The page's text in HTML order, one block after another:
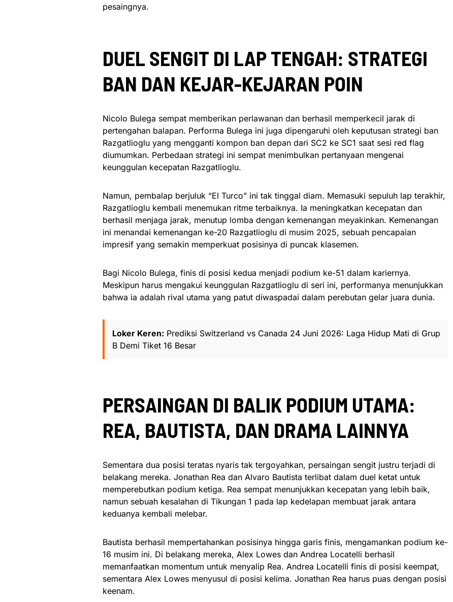
pesaingnya.
DUEL SENGIT DI LAP TENGAH: STRATEGI
BAN DAN KEJAR-KEJARAN POIN
Nicolo Bulega sempat memberikan perlawanan dan berhasil memperkecil jarak di
pertengahan balapan. Performa Bulega ini juga dipengaruhi oleh keputusan strategi ban
Razgatlioglu yang mengganti kompon ban depan dari SC2 ke SC1 saat sesi red flag
diumumkan. Perbedaan strategi ini sempat menimbulkan pertanyaan mengenai
keunggulan kecepatan Razgatlioglu.
Namun, pembalap berjuluk “El Turco” ini tak tinggal diam. Memasuki sepuluh lap terakhir,
Razgatlioglu kembali menemukan ritme terbaiknya. Ia meningkatkan kecepatan dan
berhasil menjaga jarak, menutup lomba dengan kemenangan meyakinkan. Kemenangan
ini menandai kemenangan ke-20 Razgatlioglu di musim 2025, sebuah pencapaian
impresif yang semakin memperkuat posisinya di puncak klasemen.
Bagi Nicolo Bulega, finis di posisi kedua menjadi podium ke-51 dalam kariernya.
Meskipun harus mengakui keunggulan Razgatlioglu di seri ini, performanya menunjukkan
bahwa ia adalah rival utama yang patut diwaspadai dalam perebutan gelar juara dunia.
Loker Keren: Prediksi Switzerland vs Canada 24 Juni 2026: Laga Hidup Mati di Grup
B Demi Tiket 16 Besar
PERSAINGAN DI BALIK PODIUM UTAMA:
REA, BAUTISTA, DAN DRAMA LAINNYA
Sementara dua posisi teratas nyaris tak tergoyahkan, persaingan sengit justru terjadi di
belakang mereka. Jonathan Rea dan Alvaro Bautista terlibat dalam duel ketat untuk
memperebutkan podium ketiga. Rea sempat menunjukkan kecepatan yang lebih baik,
namun sebuah kesalahan di Tikungan 1 pada lap kedelapan membuat jarak antara
keduanya kembali melebar.
Bautista berhasil mempertahankan posisinya hingga garis finis, mengamankan podium ke-
16 musim ini. Di belakang mereka, Alex Lowes dan Andrea Locatelli berhasil
memanfaatkan momentum untuk menyalip Rea. Andrea Locatelli finis di posisi keempat,
sementara Alex Lowes menyusul di posisi kelima. Jonathan Rea harus puas dengan posisi
keenam.